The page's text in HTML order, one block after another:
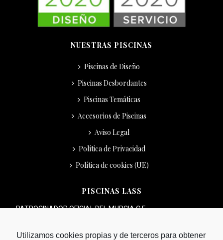
NUESTRAS PISCINAS
Piscinas de Diseño
Piscinas Desbordantes
Piscinas Temáticas
Accesorios de Piscinas
Aviso Legal
Política de Privacidad
Política de cookies (UE)
PISCINAS LASS
PATROCINADOR OFICIAL DEL MURCIA C.F.
Utilizamos cookies propias y de terceros para obtener